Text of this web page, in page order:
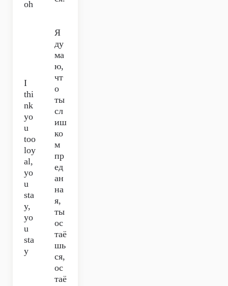
oh
I
thi
nk
yo
u
too
loy
al,
yo
u
sta
y,
yo
u
sta
y
Я
ду
ма
ю,
чт
о
ты
сл
иш
ко
м
пр
ед
ан
на
я,
ты
ос
таё
шь
ся,
ос
таё